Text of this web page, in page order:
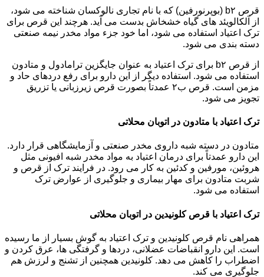
قرص b۲ (بوپرنورفین) که با نام تجاری نالوکسان شناخته می شود،
از آلکالویئد های گیاه خشخاش بدست می آید. هرچند این قرص برای
ترک اعتیاد استفاده می شود، اما خود جزء مواد مخدر نیمه صنعتی
دسته بندی می شود.
از قرص b۲ برای ترک اعتیاد به عنوان جایگزین ترامادول و متادون
استفاده می شود. استفاده دیگر از این دارو برای رفع دردهای حاد و
مزمن است. قرص ب۲ عمدتاً بصورت قرص زیرزبانی یا تزریق
تجویز می شود.
ترک اعتیاد با متادون در اتوبان محلاتی
متادون در دسته شبه داروی مخدر صنعتی و آزمایشگاهی قرار دارد.
این دارو عمدتاً برای درمان اعتیاد به مواد مخدر شبه افیونی مثل
هروئین، مورفین و کدئین به کار می رود. در فرایند ترک از قرص و
شربت متادون برای مهار بیماری و جلوگیری از عوارض ترک
استفاده می شود.
ترک اعتیاد با قرص کلونیدین در اتوبان محلاتی
همراهی نام قرص کلونیدین و ترک اعتیاد به گوش بسیار از ما رسیده
است. این دارو انقباضات عضلانی، دردها و گرفتگی ها، عرق کردن و
اضطراب را کاهش می دهد. کلونیدین همچنین از تشنج و لرزش هم
جلوگیری می کند.